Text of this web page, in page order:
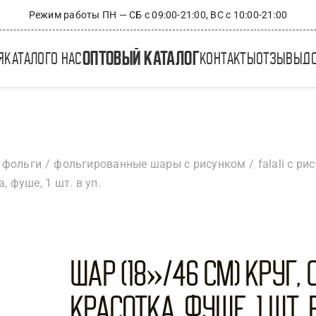
Режим работы ПН — СБ с 09:00-21:00, ВС с 10:00-21:00
каталого насоптовый каталогконтакты отзывы
фольгированные шары с рисунком
falali с
фуше, 1 шт. в уп.
Шар (18»/46 см)
Красотка, Фуше, 1 шт.